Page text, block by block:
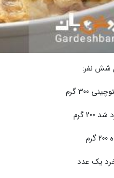
شش نفر:
300 گرم
گرم
یک عدد